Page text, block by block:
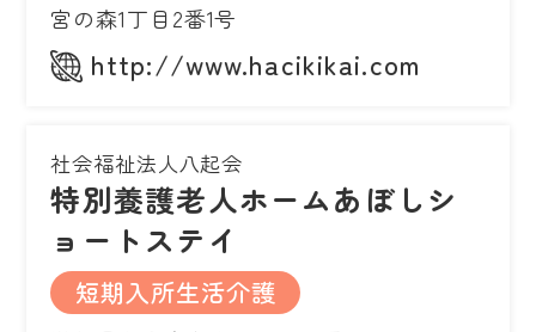
宮の森1丁目2番1号
http://www.hacikikai.com
社会福祉法人八起会
特別養護老人ホームあぼしシ
ョートステイ
短期入所生活介護